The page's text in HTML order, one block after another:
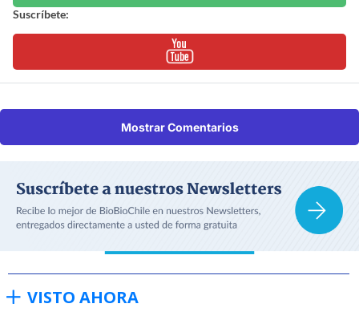
Suscríbete:
Mostrar Comentarios
VISTO AHORA